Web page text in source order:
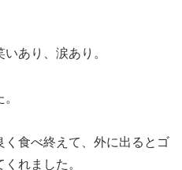
あり、涙あり。
食べ終えて、外に出るとゴ
れました。